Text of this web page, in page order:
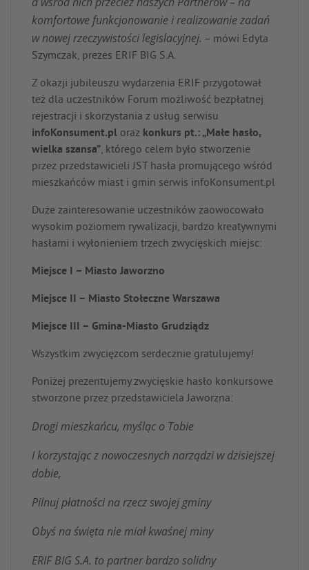
komfortowe funkcjonowanie i realizowanie zadań
w nowej rzeczywistości legislacyjnej. – mówi Edyta
Szymczak, prezes ERIF BIG S.A.
Z okazji jubileuszu wydarzenia ERIF przygotował
też dla uczestników Forum możliwość bezpłatnej
rejestracji i skorzystania z usług serwisu
infoKonsument.pl oraz konkurs pt.: „Małe hasło,
wielka szansa”, którego celem było stworzenie
przez przedstawicieli JST hasła promującego wśród
mieszkańców miast i gmin serwis infoKonsument.pl
Duże zainteresowanie uczestników zaowocowało
wysokim poziomem rywalizacji, bardzo kreatywnymi
hasłami i wyłonieniem trzech zwycięskich miejsc:
Miejsce I – Miasto Jaworzno
Miejsce II – Miasto Stołeczne Warszawa
Miejsce III – Gmina-Miasto Grudziądz
Wszystkim zwycięzcom serdecznie gratulujemy!
Poniżej prezentujemy zwycięskie hasło konkursowe
stworzone przez przedstawiciela Jaworzna:
Drogi mieszkańcu, myśląc o Tobie
I korzystając z nowoczesnych narządzi w dzisiejszej
dobie,
Pilnuj płatności na rzecz swojej gminy
Obyś na święta nie miał kwaśnej miny
ERIF BIG S.A. to partner bardzo solidny